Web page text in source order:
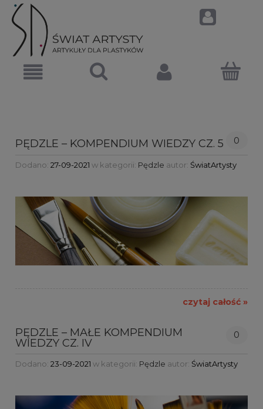
PĘDZLE – KOMPENDIUM WIEDZY CZ. 5 0
Dodano: 27-09-2021 w kategorii: Pędzle autor: ŚwiatArtysty
czytaj całość »
PĘDZLE – MAŁE KOMPENDIUM
WIEDZY CZ. IV
0
Dodano: 23-09-2021 w kategorii: Pędzle autor: ŚwiatArtysty